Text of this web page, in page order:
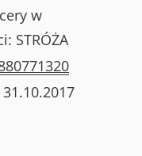
w
STRÓŻA
31.10.2017